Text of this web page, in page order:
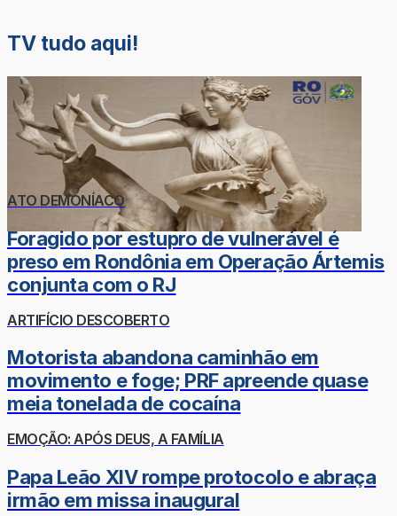
TV tudo aqui!
ATO DEMONÍACO
Foragido por estupro de vulnerável é
preso em Rondônia em Operação Ártemis
conjunta com o RJ
ARTIFÍCIO DESCOBERTO
Motorista abandona caminhão em
movimento e foge; PRF apreende quase
meia tonelada de cocaína
EMOÇÃO: APÓS DEUS, A FAMÍLIA
Papa Leão XIV rompe protocolo e abraça
irmão em missa inaugural